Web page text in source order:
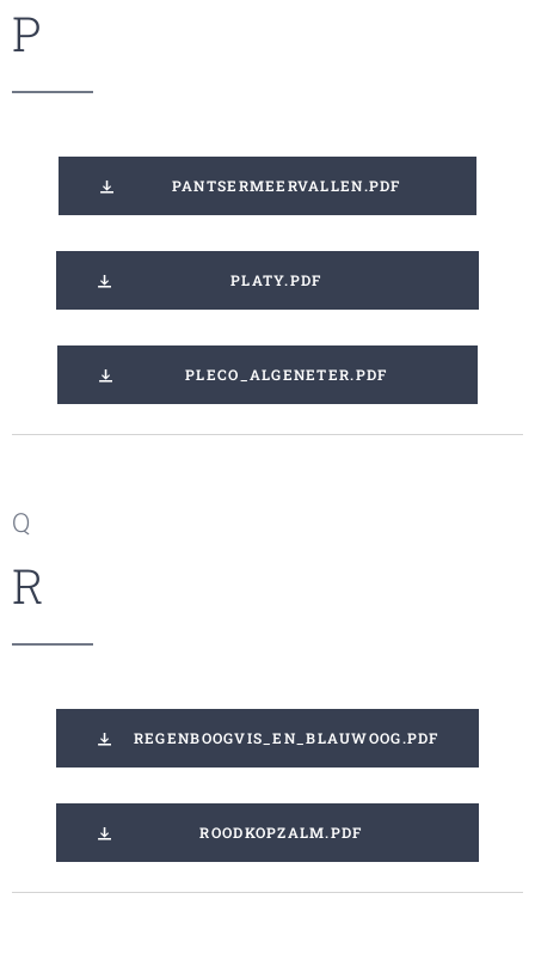
P
PANTSERMEERVALLEN.PDF
PLATY.PDF
PLECO_ALGENETER.PDF
Q
R
REGENBOOGVIS_EN_BLAUWOOG.PDF
ROODKOPZALM.PDF